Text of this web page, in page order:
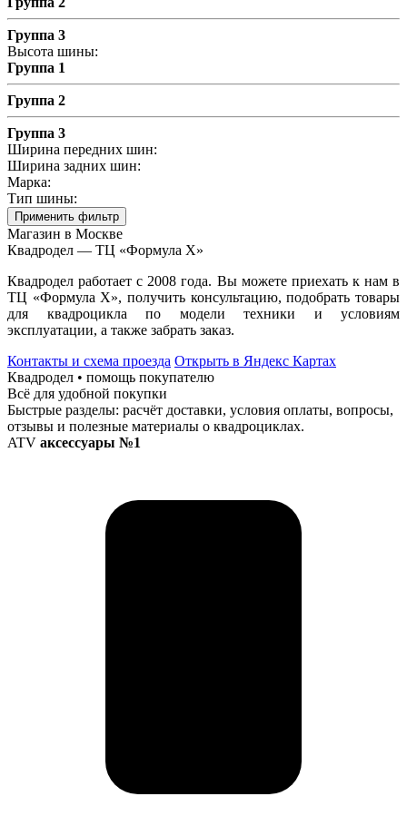
Группа 3
Высота шины:
Группа 1
Группа 2
Группа 3
Ширина передних шин:
Ширина задних шин:
Марка:
Тип шины:
Применить фильтр
Магазин в Москве
Квадродел — ТЦ «Формула Х»
Квадродел работает с 2008 года. Вы можете приехать к нам в
ТЦ «Формула Х», получить консультацию, подобрать товары
для квадроцикла по модели техники и условиям
эксплуатации, а также забрать заказ.
Контакты и схема проезда Открыть в Яндекс Картах
Квадродел • помощь покупателю
Всё для удобной покупки
Быстрые разделы: расчёт доставки, условия оплаты, вопросы,
отзывы и полезные материалы о квадроциклах.
ATV аксессуары №1